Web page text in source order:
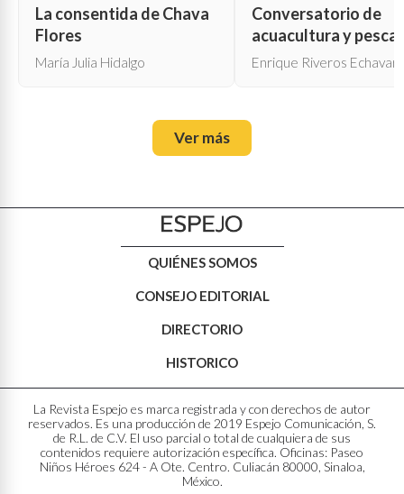
La consentida de Chava
Flores
María Julia Hidalgo
Conversatorio de
acuacultura y pesca
Enrique Riveros
Ver más
QUIÉNES SOMOS
CONSEJO EDITORIAL
DIRECTORIO
HISTORICO
La Revista Espejo es marca registrada y con derechos de autor
reservados. Es una producción de 2019 Espejo Comunicación, S.
de R.L. de C.V. El uso parcial o total de cualquiera de sus
contenidos requiere autorización específica. Oficinas: Paseo
Niños Héroes 624 - A Ote. Centro. Culiacán 80000, Sinaloa,
México.